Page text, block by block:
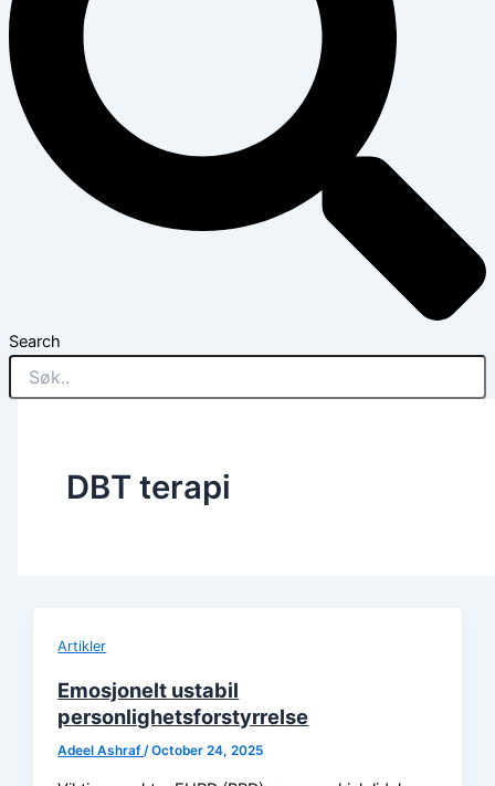
Search
DBT terapi
Artikler
Emosjonelt ustabil
personlighetsforstyrrelse
Adeel Ashraf /October 24, 2025